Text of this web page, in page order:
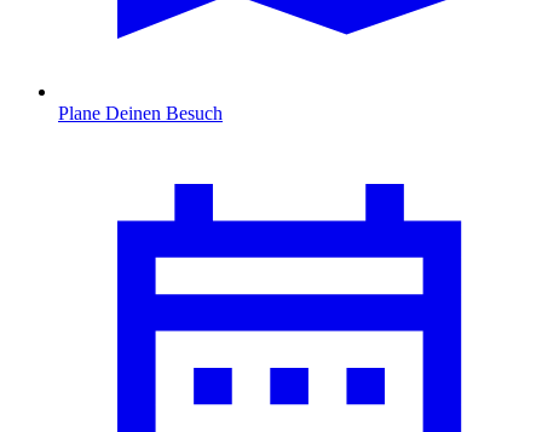
Plane Deinen Besuch